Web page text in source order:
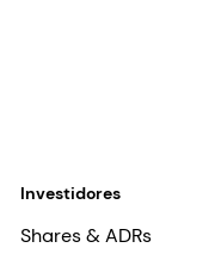
Investidores
Shares & ADRs